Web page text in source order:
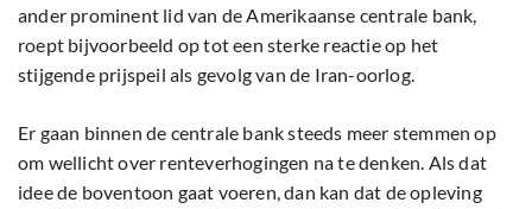
ander prominent lid van de Amerikaanse centrale bank,
roept bijvoorbeeld op tot een sterke reactie op het
stijgende prijspeil als gevolg van de Iran-oorlog.
Er gaan binnen de centrale bank steeds meer stemmen op
om wellicht over renteverhogingen na te denken. Als dat
idee de boventoon gaat voeren, dan kan dat de opleving